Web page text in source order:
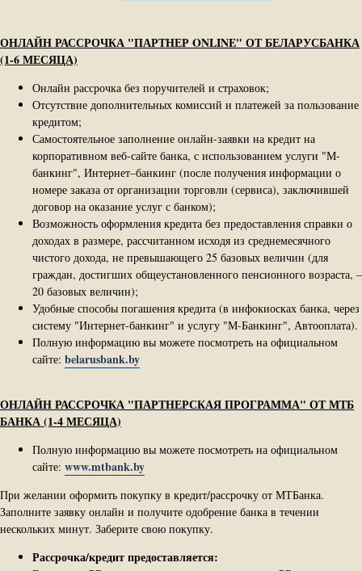
ОНЛАЙН РАССРОЧКА "ПАРТНЕР ONLINE" ОТ БЕЛАРУСБАНКА
(1-6 МЕСЯЦА)
Онлайн рассрочка без поручителей и страховок;
Отсутствие дополнительных комиссий и платежей за пользование
кредитом;
Самостоятельное заполнение онлайн-заявки на кредит на
корпоративном веб-сайте банка, с использованием услуги "М-
банкинг", Интернет–банкинг (после получения информации о
номере заказа от организации торговли (сервиса), заключившей
договор на оказание услуг с банком);
Возможность оформления кредита без предоставления справки о
доходах в размере, рассчитанном исходя из среднемесячного
чистого дохода, не превышающего 25 базовых величин (для
граждан, достигших общеустановленного пенсионного возраста, –
20 базовых величин);
Удобные способы погашения кредита (в инфокиосках банка, через
систему "Интернет-банкинг" и услугу "М-Банкинг", Автооплата).
Полную информацию вы можете посмотреть на официальном
сайте: belarusbank.by
ОНЛАЙН РАССРОЧКА "ПАРТНЕРСКАЯ ПРОГРАММА" ОТ МТБ
БАНКА (1-4 МЕСЯЦА)
Полную информацию вы можете посмотреть на официальном
сайте: www.mtbank.by
При желании оформить покупку в кредит/рассрочку от МТБанка.
Заполните заявку онлайн и получите одобрение банка в течении
нескольких минут. Заберите свою покупку.
Рассрочка/кредит предоставляется: